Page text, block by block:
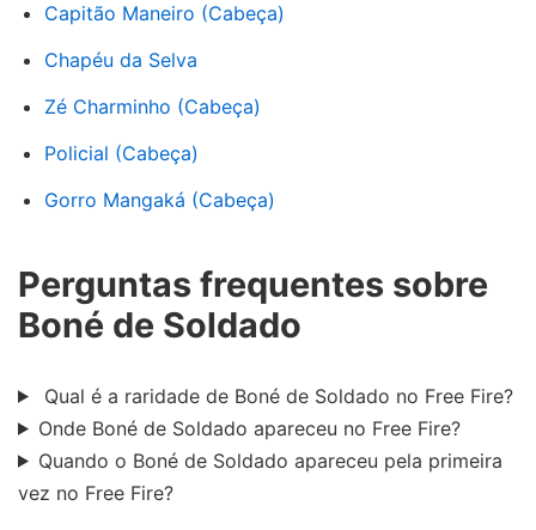
Capitão Maneiro (Cabeça)
Chapéu da Selva
Zé Charminho (Cabeça)
Policial (Cabeça)
Gorro Mangaká (Cabeça)
Perguntas frequentes sobre
Boné de Soldado
Qual é a raridade de Boné de Soldado no Free Fire?
Onde Boné de Soldado apareceu no Free Fire?
Quando o Boné de Soldado apareceu pela primeira
vez no Free Fire?